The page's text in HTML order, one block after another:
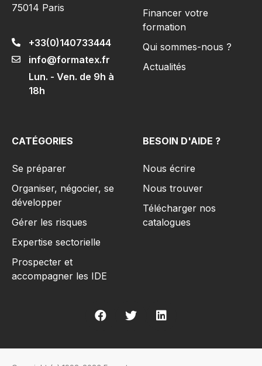
75014 Paris
+33(0)140733444
info@formatex.fr
Lun. - Ven. de 9h à
18h
Financer votre
formation
Qui sommes-nous ?
Actualités
CATÉGORIES
Se préparer
Organiser, négocier, se
développer
Gérer les risques​
Expertise sectorielle
Prospecter et
accompagner les IDE
BESOIN D'AIDE ?
Nous écrire
Nous trouver
Télécharger nos
catalogues